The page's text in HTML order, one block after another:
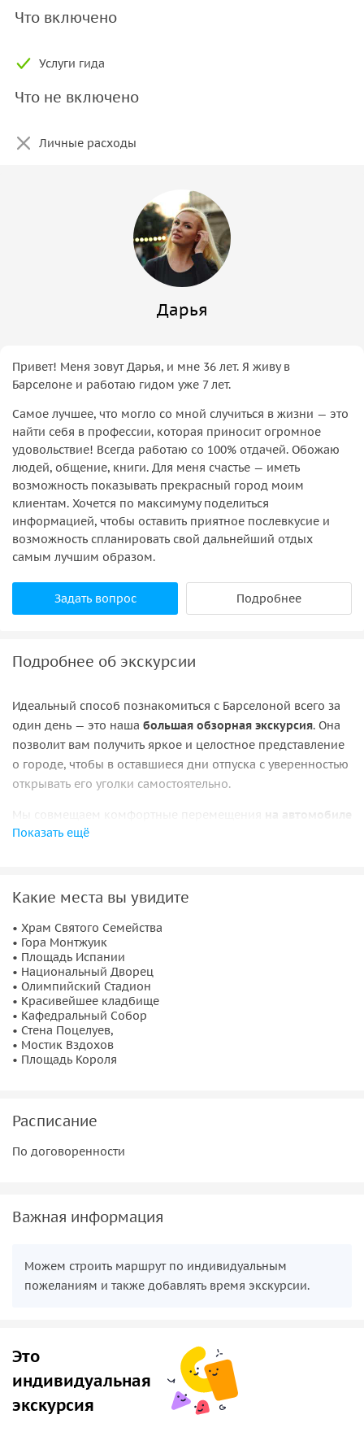
Что включено
Услуги гида
Что не включено
Личные расходы
Дарья
Привет! Меня зовут Дарья, и мне 36 лет. Я живу в
Барселоне и работаю гидом уже 7 лет.
Самое лучшее, что могло со мной случиться в жизни — это
найти себя в профессии, которая приносит огромное
удовольствие! Всегда работаю со 100% отдачей. Обожаю
людей, общение, книги. Для меня счастье — иметь
возможность показывать прекрасный город моим
клиентам. Хочется по максимуму поделиться
информацией, чтобы оставить приятное послевкусие и
возможность спланировать свой дальнейший отдых
самым лучшим образом.
Задать вопрос Подробнее
Подробнее об экскурсии
Идеальный способ познакомиться с Барселоной всего за
один день — это наша большая обзорная экскурсия. Она
позволит вам получить яркое и целостное представление
о городе, чтобы в оставшиеся дни отпуска с уверенностью
открывать его уголки самостоятельно.
Мы совмещаем комфортные перемещения
на автомобиле
с неспешными
под увлекательные истории об Испании, Каталонии и
полезных советов по шоппингу, гастрономии и
организации досуга.
Показать ещё
Какие места вы увидите
• Храм Святого Семейства
• Гора Монтжуик
• Площадь Испании
• Национальный Дворец
• Олимпийский Стадион
• Красивейшее кладбище
• Кафедральный Собор
• Стена Поцелуев,
• Мостик Вздохов
• Площадь Короля
Расписание
По договоренности
Важная информация
Можем строить маршрут по индивидуальным
пожеланиям и также добавлять время экскурсии.
Это
индивидуальная
экскурсия